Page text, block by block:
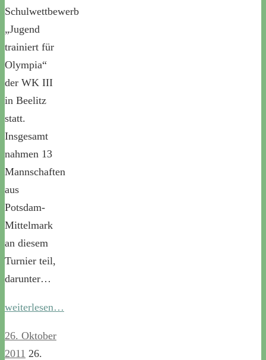
Schulwettbewerb
„Jugend
trainiert für
Olympia“
der WK III
in Beelitz
statt.
Insgesamt
nahmen 13
Mannschaften
aus
Potsdam-
Mittelmark
an diesem
Turnier teil,
darunter…
weiterlesen…
26. Oktober
2011 26.